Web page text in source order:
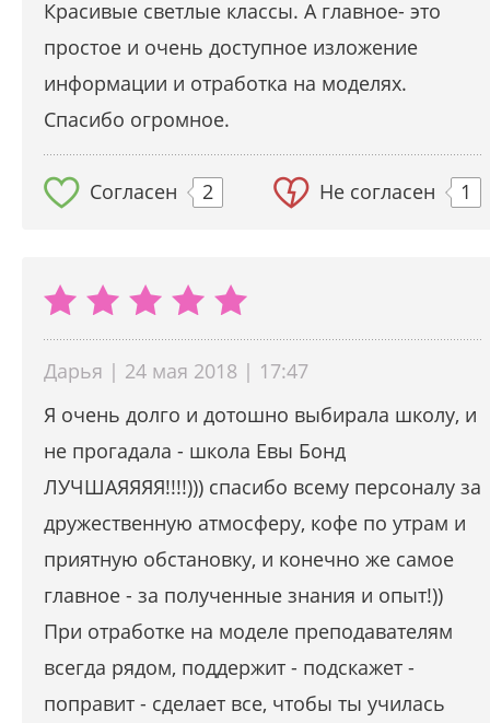
Красивые светлые классы. А главное- это
простое и очень доступное изложение
информации и отработка на моделях.
Спасибо огромное.
Согласен 2 Не согласен 1
Дарья | 24 мая 2018 | 17:47
Я очень долго и дотошно выбирала школу, и
не прогадала - школа Евы Бонд
ЛУЧШАЯЯЯЯ!!!!))) спасибо всему персоналу за
дружественную атмосферу, кофе по утрам и
приятную обстановку, и конечно же самое
главное - за полученные знания и опыт!))
При отработке на моделе преподавателям
всегда рядом, поддержит - подскажет -
поправит - сделает все, чтобы ты училась